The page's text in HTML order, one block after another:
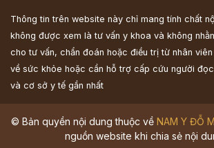
Thông tin trên website này chỉ mang tính chất
không được xem là tư vấn y khoa và không
cho tư vấn, chẩn đoán hoặc điều trị từ nhân
về sức khỏe hoặc cần hỗ trợ cấp cứu người
và cơ sở y tế gần nhất
© Bản quyền nội dung thuộc về NAM Y ĐỖ
nguồn website khi chia sẻ nội